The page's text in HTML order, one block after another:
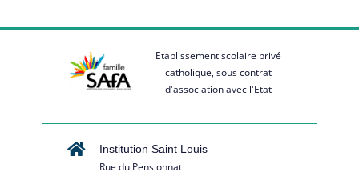
Etablissement scolaire privé
catholique, sous contrat
d'association avec l'Etat
Institution Saint Louis
Rue du Pensionnat